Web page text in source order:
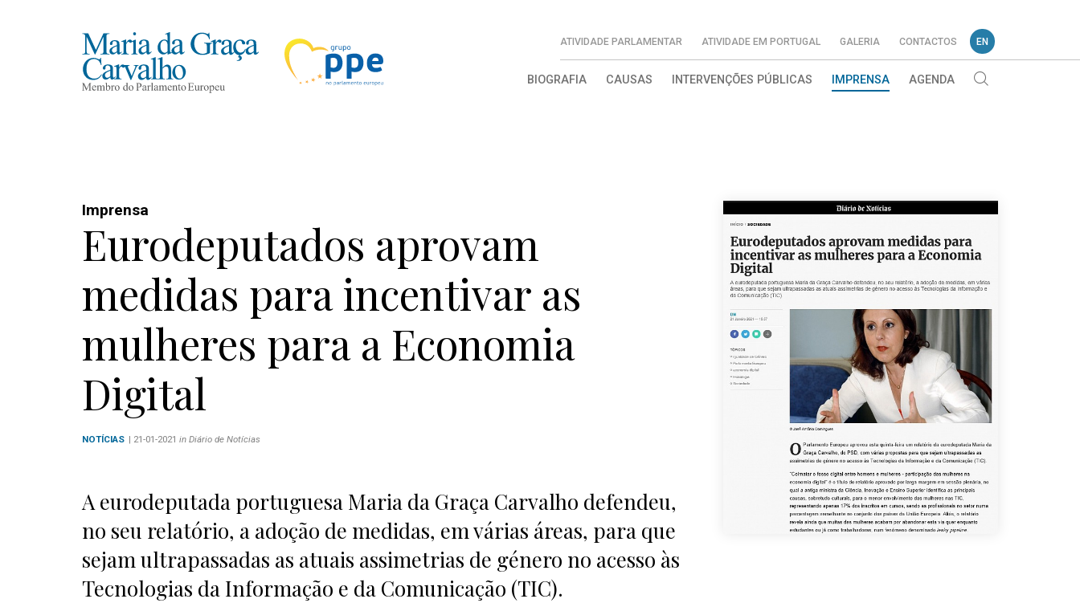
ATIVIDADE PARLAMENTAR ATIVIDADE EM PORTUGAL GALERIA CONTACTOS EN
BIOGRAFIA CAUSAS INTERVENÇÕES PÚBLICAS IMPRENSA AGENDA
Imprensa
Eurodeputados aprovam
medidas para incentivar as
mulheres para a Economia
Digital
NOTÍCIAS | 21-01-2021 in Diário de Notícias
A eurodeputada portuguesa Maria da Graça Carvalho defendeu,
no seu relatório, a adoção de medidas, em várias áreas, para que
sejam ultrapassadas as atuais assimetrias de género no acesso às
Tecnologias da Informação e da Comunicação (TIC).